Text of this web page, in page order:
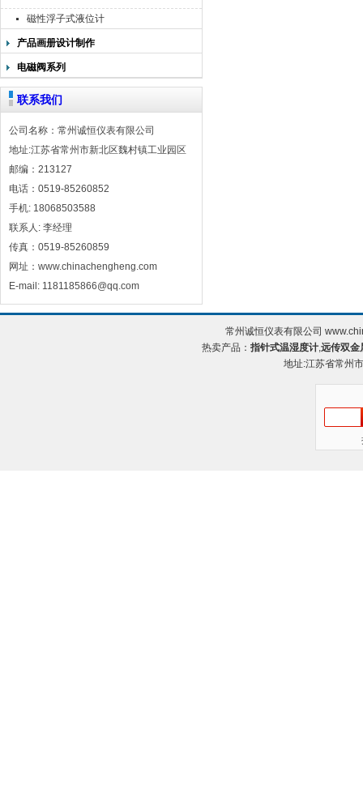
磁性浮子式液位计
产品画册设计制作
电磁阀系列
联系我们
公司名称：常州诚恒仪表有限公司
地址:江苏省常州市新北区魏村镇工业园区
邮编：213127
电话：0519-85260852
手机: 18068503588
联系人: 李经理
传真：0519-85260859
网址：www.chinachengheng.com
E-mail: 1181185866@qq.com
常州诚恒仪表有限公司
热卖产品：指针式温湿度计,远传双金
地址:江苏省常州